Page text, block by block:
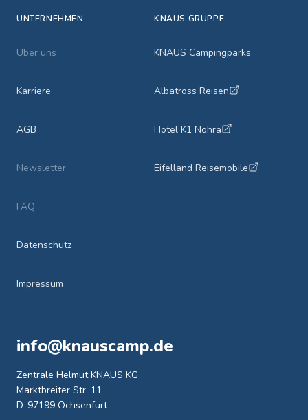
UNTERNEHMEN
Über uns
Karriere
AGB
Newsletter
FAQ
Datenschutz
Impressum
KNAUS GRUPPE
KNAUS Campingparks
Albatross Reisen
Hotel K1 Nohra
Eifelland Reisemobile
info@knauscamp.de
Zentrale Helmut KNAUS KG
Marktbreiter Str. 11
D-97199 Ochsenfurt